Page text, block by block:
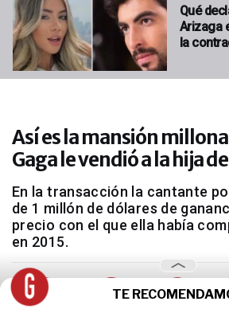
Qué
Arizaga
la
Así es la mansión
Gaga le vendió a la hija
En la transacción la cantante
de 1 millón de dólares de
precio con el que ella había
en 2015.
TE